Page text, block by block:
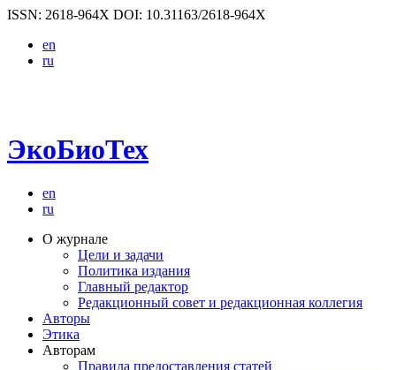
ISSN: 2618-964X DOI: 10.31163/2618-964X
en
ru
ЭкоБиоТех
en
ru
О журнале
Цели и задачи
Политика издания
Главный редактор
Редакционный совет и редакционная коллегия
Авторы
Этика
Авторам
Правила предоставления статей